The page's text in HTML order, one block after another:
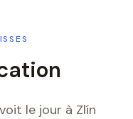
le jour à Zlín